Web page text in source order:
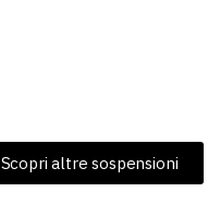
Scopri altre sospensioni